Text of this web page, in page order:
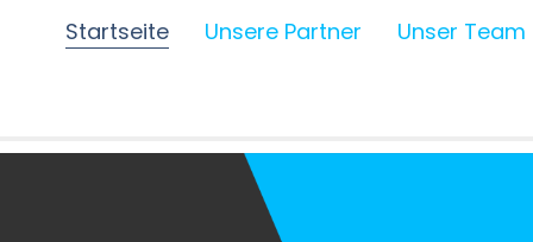
Startseite Unsere Partner Unser Team